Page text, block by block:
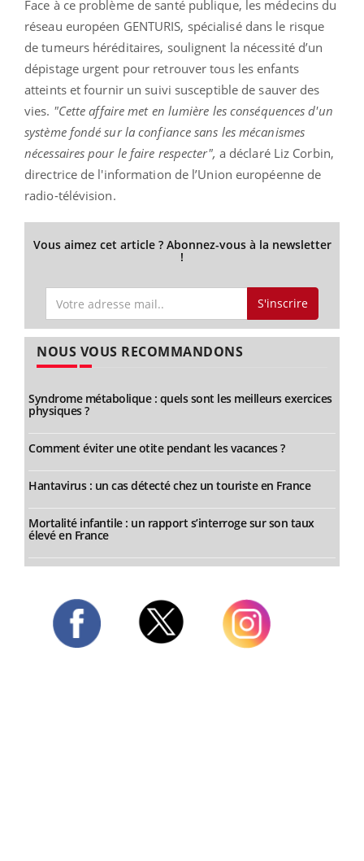
Face à ce problème de santé publique, les médecins du
réseau européen GENTURIS, spécialisé dans le risque
de tumeurs héréditaires, soulignent la nécessité d’un
dépistage urgent pour retrouver tous les enfants
atteints et fournir un suivi susceptible de sauver des
vies. "Cette affaire met en lumière les conséquences d'un
système fondé sur la confiance sans les mécanismes
nécessaires pour le faire respecter", a déclaré Liz Corbin,
directrice de l'information de l’Union européenne de
radio-télévision.
Vous aimez cet article ? Abonnez-vous à la newsletter
!
S'inscrire
NOUS VOUS RECOMMANDONS
Syndrome métabolique : quels sont les meilleurs exercices
physiques ?
Comment éviter une otite pendant les vacances ?
Hantavirus : un cas détecté chez un touriste en France
Mortalité infantile : un rapport s’interroge sur son taux
élevé en France